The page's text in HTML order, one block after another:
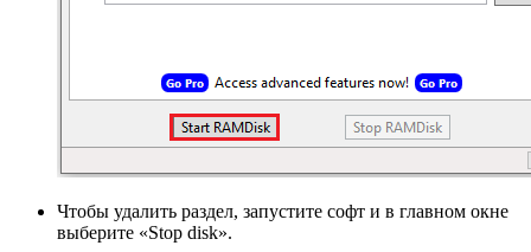
Чтобы удалить раздел, запустите софт и в главном окне
выберите «Stop disk».